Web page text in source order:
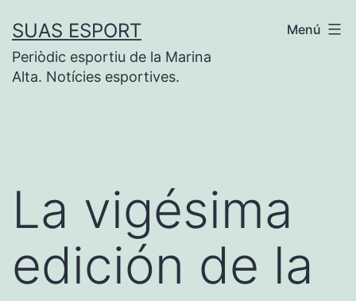
contenido
SUAS ESPORT
Periòdic esportiu de la Marina
Alta. Notícies esportives.
Menú
La vigésima
edición de la